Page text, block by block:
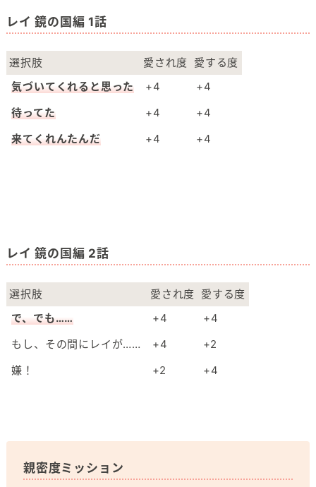
レイ 鏡の国編 1話
選択肢 愛され度 愛する度
気づいてくれると思った
+4
+4
待ってた
+4
+4
来てくれんたんだ
+4 +4
レイ 鏡の国編 2話
選択肢 愛され度 愛する度
で、でも……
+4
+4
もし、その間にレイが……
+4
+2
嫌！
+2 +4
親密度ミッション